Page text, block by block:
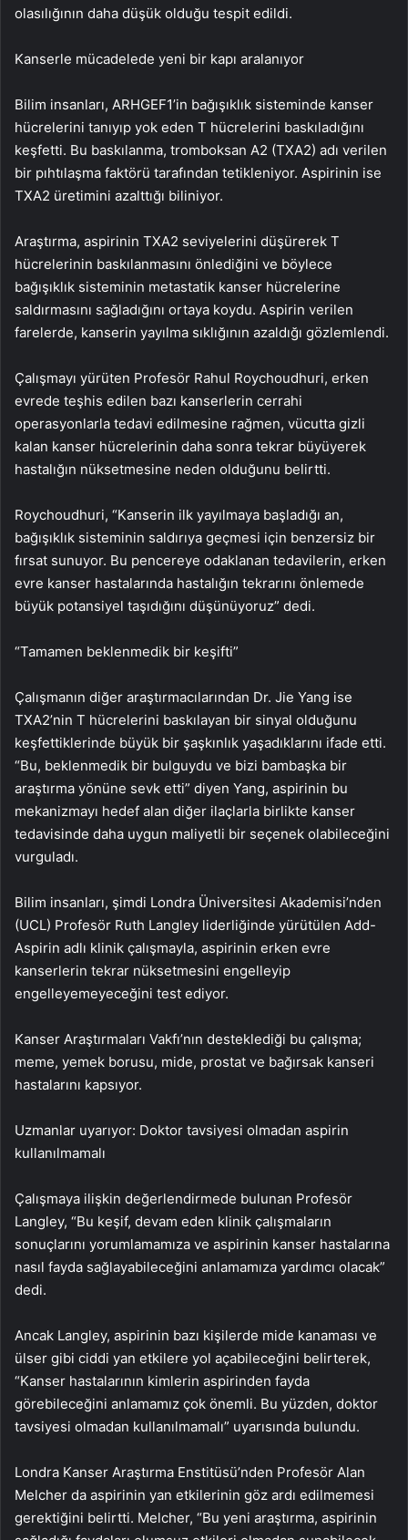
olasılığının daha düşük olduğu tespit edildi.
Kanserle mücadelede yeni bir kapı aralanıyor
Bilim insanları, ARHGEF1’in bağışıklık sisteminde kanser
hücrelerini tanıyıp yok eden T hücrelerini baskıladığını
keşfetti. Bu baskılanma, tromboksan A2 (TXA2) adı verilen
bir pıhtılaşma faktörü tarafından tetikleniyor. Aspirinin ise
TXA2 üretimini azalttığı biliniyor.
Araştırma, aspirinin TXA2 seviyelerini düşürerek T
hücrelerinin baskılanmasını önlediğini ve böylece
bağışıklık sisteminin metastatik kanser hücrelerine
saldırmasını sağladığını ortaya koydu. Aspirin verilen
farelerde, kanserin yayılma sıklığının azaldığı gözlemlendi.
Çalışmayı yürüten Profesör Rahul Roychoudhuri, erken
evrede teşhis edilen bazı kanserlerin cerrahi
operasyonlarla tedavi edilmesine rağmen, vücutta gizli
kalan kanser hücrelerinin daha sonra tekrar büyüyerek
hastalığın nüksetmesine neden olduğunu belirtti.
Roychoudhuri, “Kanserin ilk yayılmaya başladığı an,
bağışıklık sisteminin saldırıya geçmesi için benzersiz bir
fırsat sunuyor. Bu pencereye odaklanan tedavilerin, erken
evre kanser hastalarında hastalığın tekrarını önlemede
büyük potansiyel taşıdığını düşünüyoruz” dedi.
“Tamamen beklenmedik bir keşifti”
Çalışmanın diğer araştırmacılarından Dr. Jie Yang ise
TXA2’nin T hücrelerini baskılayan bir sinyal olduğunu
keşfettiklerinde büyük bir şaşkınlık yaşadıklarını ifade etti.
“Bu, beklenmedik bir bulguydu ve bizi bambaşka bir
araştırma yönüne sevk etti” diyen Yang, aspirinin bu
mekanizmayı hedef alan diğer ilaçlarla birlikte kanser
tedavisinde daha uygun maliyetli bir seçenek olabileceğini
vurguladı.
Bilim insanları, şimdi Londra Üniversitesi Akademisi’nden
(UCL) Profesör Ruth Langley liderliğinde yürütülen Add-
Aspirin adlı klinik çalışmayla, aspirinin erken evre
kanserlerin tekrar nüksetmesini engelleyip
engelleyemeyeceğini test ediyor.
Kanser Araştırmaları Vakfı’nın desteklediği bu çalışma;
meme, yemek borusu, mide, prostat ve bağırsak kanseri
hastalarını kapsıyor.
Uzmanlar uyarıyor: Doktor tavsiyesi olmadan aspirin
kullanılmamalı
Çalışmaya ilişkin değerlendirmede bulunan Profesör
Langley, “Bu keşif, devam eden klinik çalışmaların
sonuçlarını yorumlamamıza ve aspirinin kanser hastalarına
nasıl fayda sağlayabileceğini anlamamıza yardımcı olacak”
dedi.
Ancak Langley, aspirinin bazı kişilerde mide kanaması ve
ülser gibi ciddi yan etkilere yol açabileceğini belirterek,
“Kanser hastalarının kimlerin aspirinden fayda
görebileceğini anlamamız çok önemli. Bu yüzden, doktor
tavsiyesi olmadan kullanılmamalı” uyarısında bulundu.
Londra Kanser Araştırma Enstitüsü’nden Profesör Alan
Melcher da aspirinin yan etkilerinin göz ardı edilmemesi
gerektiğini belirtti. Melcher, “Bu yeni araştırma, aspirinin